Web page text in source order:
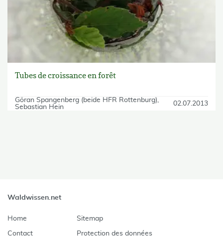
Tubes de croissance en forêt
Göran Spangenberg (beide HFR Rottenburg)
Sebastian Hein
02.07.2013
Waldwissen.net
Home
Contact
Sitemap
Protection des données